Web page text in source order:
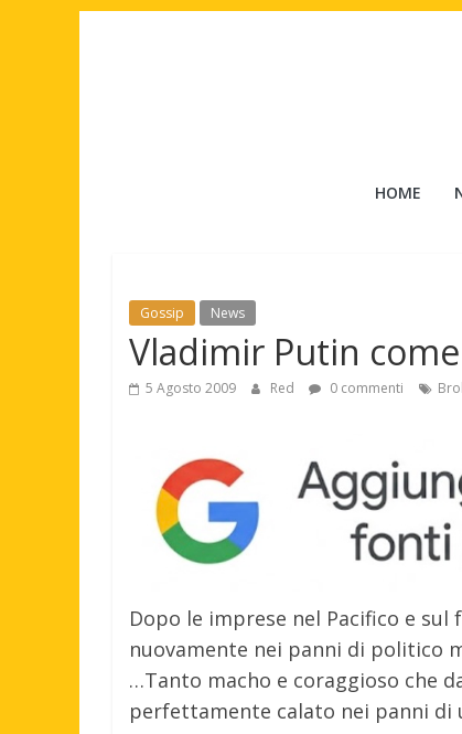
Tuttouomini
Motori,
gay
news
HOME
Gossip News
Vladimir Putin
5 Agosto 2009 Red 0 commenti
Dopo le imprese nel Pacifico e sul
nuovamente nei panni di politico
…Tanto macho e coraggioso che
perfettamente calato nei panni di